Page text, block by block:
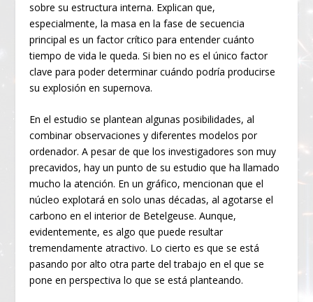
sobre su estructura interna. Explican que,
especialmente, la masa en la fase de secuencia
principal es un factor crítico para entender cuánto
tiempo de vida le queda. Si bien no es el único factor
clave para poder determinar cuándo podría producirse
su explosión en supernova.
En el estudio se plantean algunas posibilidades, al
combinar observaciones y diferentes modelos por
ordenador. A pesar de que los investigadores son muy
precavidos, hay un punto de su estudio que ha llamado
mucho la atención. En un gráfico, mencionan que el
núcleo explotará en solo unas décadas, al agotarse el
carbono en el interior de Betelgeuse. Aunque,
evidentemente, es algo que puede resultar
tremendamente atractivo. Lo cierto es que se está
pasando por alto otra parte del trabajo en el que se
pone en perspectiva lo que se está planteando.